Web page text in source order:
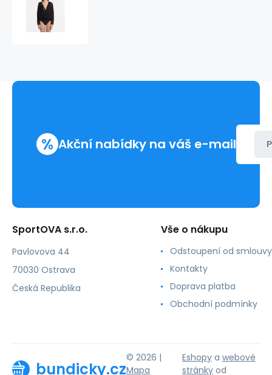
Klein
% Akční nabídky na váš e-mail
SportOVA s.r.o.
Pavlovova 44
70030 Ostrava
Česká Republika
Vše o nákupu
Odstoupení od smlouvy
Kontakty
Doprava platba
Obchodní podmínky
bundicky.cz
© 2026 |
Mapa
Eshopy a webové
stránky od